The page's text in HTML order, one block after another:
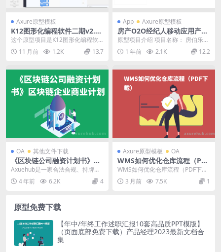
Axure原型模板
K12图形化编程软件二期v2.0.
1产品原型模板案例Axure源
这个原型项目是K12图形化编程软
件二期v2.0.1版本，旨在为K12教育
阶段的学...
11 月前 1.2K 13.7
App Axure原型模板
房产O2O经纪人移动应用产品
原型模板Axure RP源文件下
原型项目介绍 项目名称： 房伯乐房
产O2O项目app原型V1.6（经纪
人） 原型...
1 年前 2.1K 12.2
OA 其他文件下载
《区块链公司融资计划书》区
块链企业商业计划书PPT
Axuehub是一家合法合规、持牌经
营的全球性数字货币现货交易所，
总部设于加拿大...
4 年前 6.2K 4
Axure原型模板 OA
WMS如何优化仓库流程（PDF
下载）
WMS如何优化仓库流程（PDF下
载），仅展示部分截图，更多下载
后可见 ...
3 月前 7.5K 1
原型免费下载
【年中/年终工作述职汇报10套高品质PPT模版】
（页面底部免费下载）产品经理2023最新文档合
集